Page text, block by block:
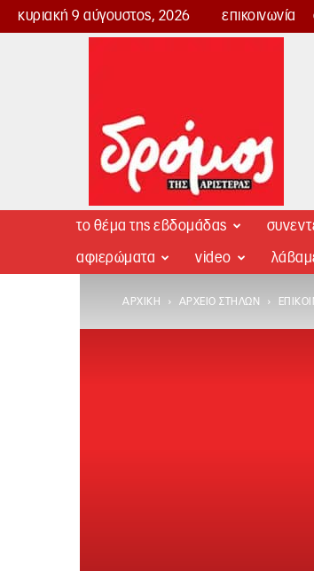
κυριακή 9 αύγουστος, 2026 επικοινωνία
Δρόμος
το θέμα της εβδομάδας
αφιερώματα video
ΑΡΧΙΚΉ ΑΡΧΕΊΟ ΣΤΗΛΏΝ